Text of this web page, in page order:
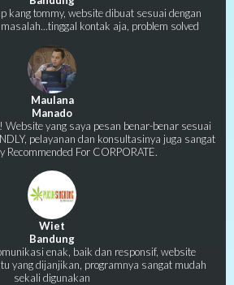
kang tommy, website dibuat sesuai dengan
kontak aja, problem solved
Maulana
Manado
Website yang saya pesan benar-benar sesuai
pelayanan dan konsultasinya juga sangat
Recommended For CORPORATE.
Wiet
Bandung
enak, baik dan responsif, website
yang dijanjikan, programnya sangat mudah
sekali digunakan